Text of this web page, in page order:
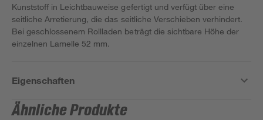
Kunststoff in Leichtbauweise gefertigt und verfügt über eine
seitliche Arretierung, die das seitliche Verschieben verhindert.
Bei geschlossenem Rollladen beträgt die sichtbare Höhe der
einzelnen Lamelle 52 mm.
Eigenschaften
Ähnliche Produkte